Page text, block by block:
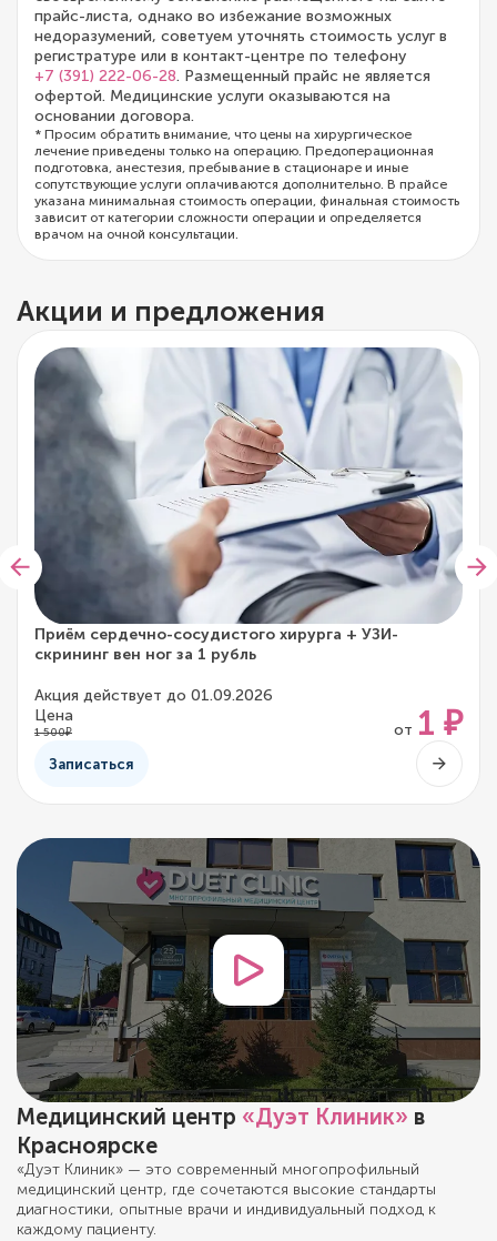
прайс-листа, однако во избежание возможных
недоразумений, советуем уточнять стоимость услуг в
регистратуре или в контакт-центре по телефону
+7 (391) 222-06-28. Размещенный прайс не является
офертой. Медицинские услуги оказываются на
основании договора.
* Просим обратить внимание, что цены на хирургическое
лечение приведены только на операцию. Предоперационная
подготовка, анестезия, пребывание в стационаре и иные
сопутствующие услуги оплачиваются дополнительно. В прайсе
указана минимальная стоимость операции, финальная стоимость
зависит от категории сложности операции и определяется
врачом на очной консультации.
Акции и предложения
Приём сердечно-сосудистого хирурга + УЗИ-
скрининг вен ног за 1 рубль
Акция действует до 01.09.2026
Цена
1 500₽ от 1 ₽
Записаться
Медицинский центр «Дуэт Клиник» в
Красноярске
«Дуэт Клиник» — это современный многопрофильный
медицинский центр, где сочетаются высокие стандарты
диагностики, опытные врачи и индивидуальный подход к
каждому пациенту.